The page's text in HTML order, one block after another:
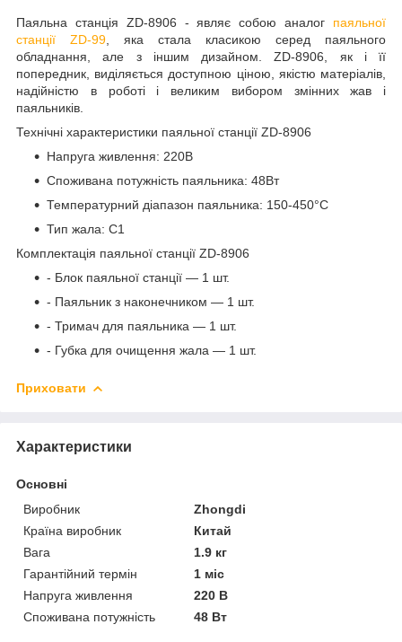
Паяльна станція ZD-8906 - являє собою аналог паяльної
станції ZD-99 , яка стала класикою серед паяльного
обладнання, але з іншим дизайном. ZD-8906, як і її
попередник, виділяється доступною ціною, якістю матеріалів,
надійністю в роботі і великим вибором змінних жав і
паяльників.
Технічні характеристики паяльної станції ZD-8906
Напруга живлення: 220В
Споживана потужність паяльника: 48Вт
Температурний діапазон паяльника: 150-450°C
Тип жала: C1
Комплектація паяльної станції ZD-8906
- Блок паяльної станції ― 1 шт.
- Паяльник з наконечником ― 1 шт.
- Тримач для паяльника ― 1 шт.
- Губка для очищення жала ― 1 шт.
Приховати
Характеристики
Основні
Виробник
Zhongdi
Країна виробник
Китай
Вага
1.9 кг
Гарантійний термін
1 міс
Напруга живлення
220 В
Споживана потужність
48 Вт